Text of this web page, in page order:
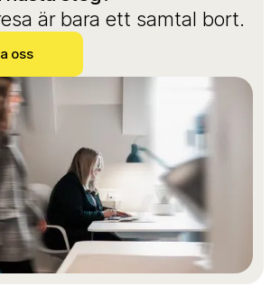
är bara ett samtal bort.
oss
oss